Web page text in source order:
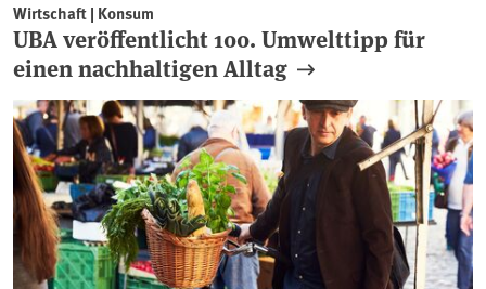
Wirtschaft | Konsum
UBA veröffentlicht 100. Umwelttipp für
einen nachhaltigen Alltag